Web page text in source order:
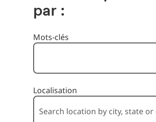
par :
Filtrer les postes par
Mots-clés
Localisation